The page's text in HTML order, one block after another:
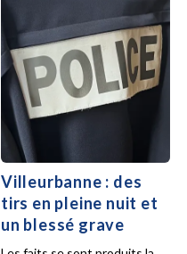
Villeurbanne : des
tirs en pleine nuit et
un blessé grave